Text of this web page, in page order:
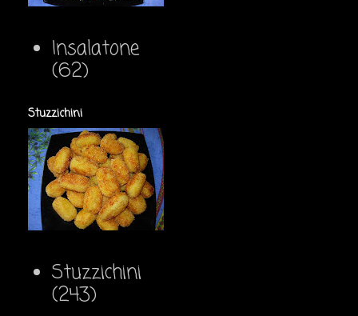
Insalatone
(62)
Stuzzichini
Stuzzichini
(243)